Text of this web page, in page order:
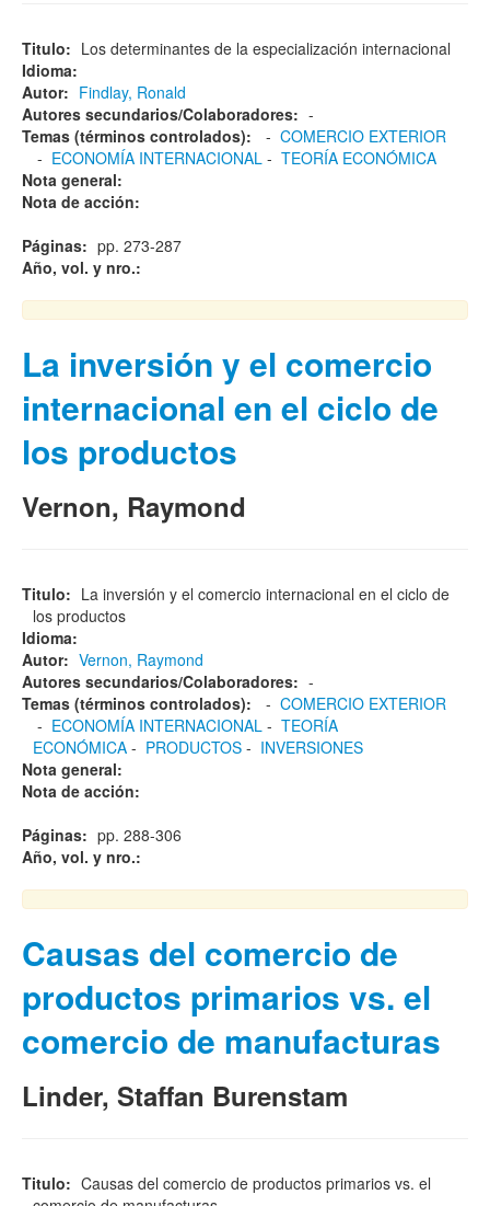
Titulo: Los determinantes de la especialización internacional
Idioma:
Autor: Findlay, Ronald
Autores secundarios/Colaboradores: -
Temas (términos controlados):
- COMERCIO EXTERIOR
- ECONOMÍA INTERNACIONAL - TEORÍA ECONÓMICA
Nota general:
Nota de acción:
Páginas: pp. 273-287
Año, vol. y nro.:
La inversión y el comercio
internacional en el ciclo de
los productos
Vernon, Raymond
Titulo: La inversión y el comercio internacional en el ciclo de
los productos
Idioma:
Autor: Vernon, Raymond
Autores secundarios/Colaboradores: -
Temas (términos controlados):
- COMERCIO EXTERIOR
- ECONOMÍA INTERNACIONAL - TEORÍA
ECONÓMICA - PRODUCTOS - INVERSIONES
Nota general:
Nota de acción:
Páginas: pp. 288-306
Año, vol. y nro.:
Causas del comercio de
productos primarios vs. el
comercio de manufacturas
Linder, Staffan Burenstam
Titulo: Causas del comercio de productos primarios vs. el